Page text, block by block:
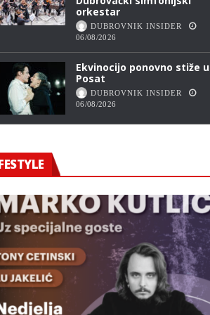
orkestar
DUBROVNIK INSIDER
06/08/2026
Ekvinocijo ponovno stiže u
Posat
DUBROVNIK INSIDER
06/08/2026